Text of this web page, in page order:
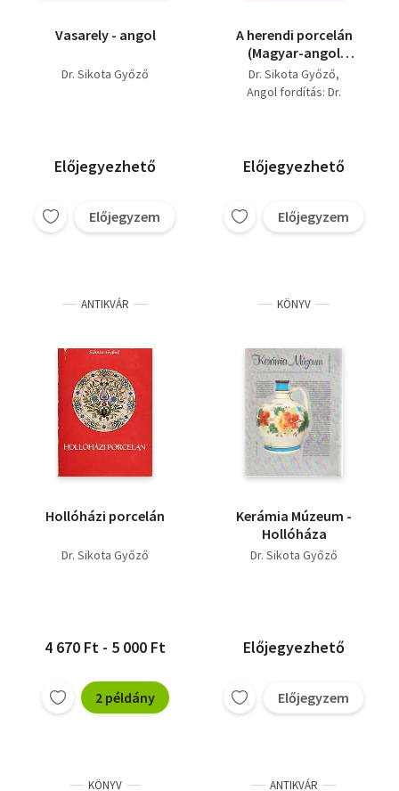
Vasarely - angol
Dr. Sikota Győző
Előjegyezhető
Előjegyzem
A herendi porcelán
(Magyar-angol
kétnyelvű - Minikönyv)
Dr. Sikota Győző
Angol fordítás: Dr.
Előjegyezhető
Előjegyzem
ANTIKVÁR
Hollóházi porcelán
Dr. Sikota Győző
4 670 Ft - 5 000 Ft
2 példány
KÖNYV
Kerámia Múzeum -
Hollóháza
Dr. Sikota Győző
Előjegyezhető
Előjegyzem
KÖNYV ANTIKVÁR